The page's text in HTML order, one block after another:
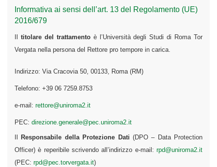
Informativa ai sensi dell’art. 13 del Regolamento (UE)
2016/679
titolare del trattamentoè l’Università degli Studi di Roma Tor
Vergata nella persona del Rettore pro tempore in carica.
Indirizzo: Via Cracovia 50, 00133, Roma (RM)
Telefono: +39 06 7259.8753
e-mail: rettore@uniroma2.it
PEC: direzione.generale@pec.uniroma2.it
Responsabile della Protezione Dati (DPO – Data Protection
Officer) è reperibile scrivendo all’indirizzo e-mail: rpd@uniroma2.it
(PEC: rpd@pec.torvergata.it)